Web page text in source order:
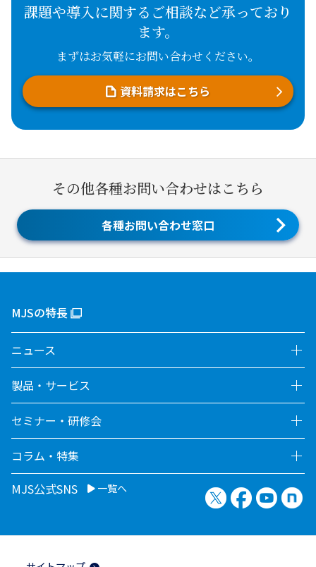
課題や導入に関するご相談など承っており
ます。
まずはお気軽にお問い合わせください。
資料請求はこちら
その他各種お問い合わせはこちら
各種お問い合わせ窓口
MJSの特長
ニュース
製品・サービス
セミナー・研修会
コラム・特集
MJS公式SNS
一覧へ X（旧Twitter）
Facebook